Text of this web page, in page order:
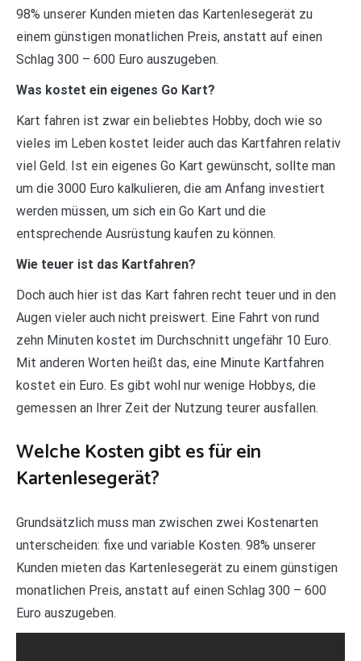
98% unserer Kunden mieten das Kartenlesegerät zu
einem günstigen monatlichen Preis, anstatt auf einen
Schlag 300 – 600 Euro auszugeben.
Was kostet ein eigenes Go Kart?
Kart fahren ist zwar ein beliebtes Hobby, doch wie so
vieles im Leben kostet leider auch das Kartfahren relativ
viel Geld. Ist ein eigenes Go Kart gewünscht, sollte man
um die 3000 Euro kalkulieren, die am Anfang investiert
werden müssen, um sich ein Go Kart und die
entsprechende Ausrüstung kaufen zu können.
Wie teuer ist das Kartfahren?
Doch auch hier ist das Kart fahren recht teuer und in den
Augen vieler auch nicht preiswert. Eine Fahrt von rund
zehn Minuten kostet im Durchschnitt ungefähr 10 Euro.
Mit anderen Worten heißt das, eine Minute Kartfahren
kostet ein Euro. Es gibt wohl nur wenige Hobbys, die
gemessen an Ihrer Zeit der Nutzung teurer ausfallen.
Welche Kosten gibt es für ein
Kartenlesegerät?
Grundsätzlich muss man zwischen zwei Kostenarten
unterscheiden: fixe und variable Kosten. 98% unserer
Kunden mieten das Kartenlesegerät zu einem günstigen
monatlichen Preis, anstatt auf einen Schlag 300 – 600
Euro auszugeben.